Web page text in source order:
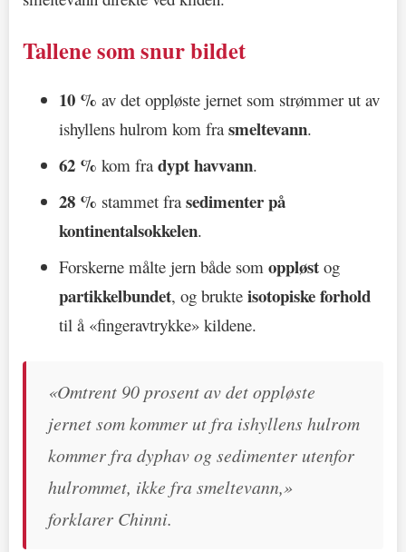
Tallene som snur bildet
10 % av det oppløste jernet som strømmer ut av
ishyllens hulrom kom frasmeltevann.
62 % kom fradypt havvann.
28 % stammet frasedimenter på
kontinentalsokkelen.
Forskerne målte jern både som oppløst og
partikkelbundet, og brukte isotopiske forhold
til å «fingeravtrykke» kildene.
«Omtrent 90 prosent av det oppløste
jernet som kommer ut fra ishyllens hulrom
kommer fra dyphav og sedimenter utenfor
hulrommet, ikke fra smeltevann,»
forklarer Chinni.